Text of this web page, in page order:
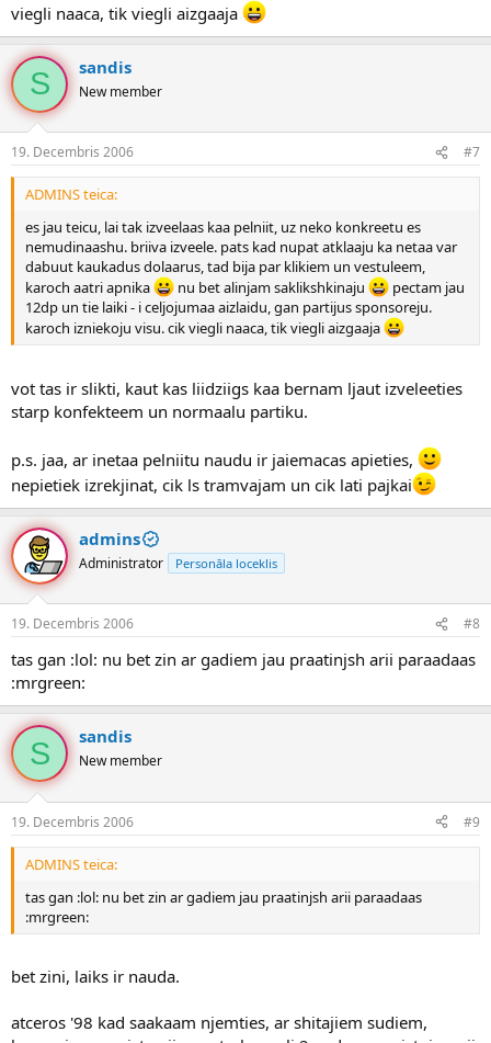
viegli naaca, tik viegli aizgaaja
S sandis
New member
19. Decembris 2006 #7
ADMINS teica:
es jau teicu, lai tak izveelaas kaa pelniit, uz neko konkreetu es
nemudinaashu. briiva izveele. pats kad nupat atklaaju ka netaa var
dabuut kaukadus dolaarus, tad bija par klikiem un vestuleem,
karoch aatri apnika
nu bet alinjam saklikshkinaju
pectam jau
12dp un tie laiki - i celjojumaa aizlaidu, gan partijus sponsoreju.
karoch izniekoju visu. cik viegli naaca, tik viegli aizgaaja
vot tas ir slikti, kaut kas liidziigs kaa bernam ljaut izveleeties
starp konfekteem un normaalu partiku.
p.s. jaa, ar inetaa pelniitu naudu ir jaiemacas apieties,
nepietiek izrekjinat, cik ls tramvajam un cik lati pajkai
admins
Administrator Personāla loceklis
19. Decembris 2006 #8
tas gan :lol: nu bet zin ar gadiem jau praatinjsh arii paraadaas
:mrgreen:
S sandis
New member
19. Decembris 2006 #9
ADMINS teica:
tas gan :lol: nu bet zin ar gadiem jau praatinjsh arii paraadaas
:mrgreen:
bet zini, laiks ir nauda.
atceros '98 kad saakaam njemties, ar shitajiem sudiem,